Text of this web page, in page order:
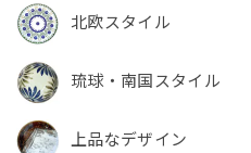
北欧スタイル
琉球・南国スタイル
上品なデザイン